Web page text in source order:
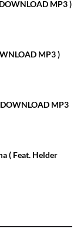
MP3 )
MP3 )
MP3
( Feat. Helder